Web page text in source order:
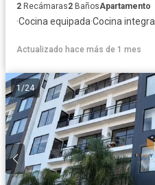
2 Recámaras2 BañosApartamento
·Cocina equipada·Cocina integral
Actualizado hace más de 1 mes
1 /24